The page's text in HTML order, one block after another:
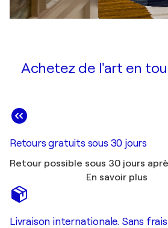
Achetez de l'art en
Retours gratuits sous 30 jours
Retour possible sous 30 jours
En savoir plus
Livraison internationale. Sans